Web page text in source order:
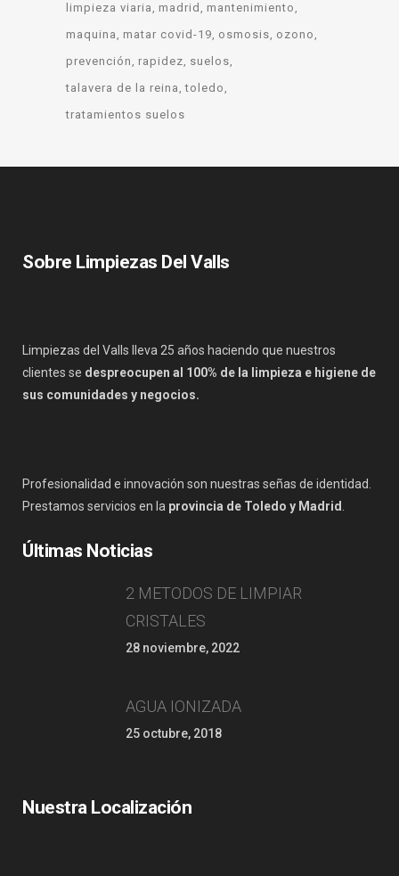
limpieza viaria
madrid
mantenimiento
maquina
matar covid-19 osmosis ozono
prevención
rapidez suelos
talavera de la reina toledo
tratamientos suelos
Sobre Limpiezas Del Valls
Limpiezas del Valls lleva 25 años haciendo que nuestros
clientes se despreocupen al 100% de la limpieza e higiene de
sus comunidades y negocios.
Profesionalidad e innovación son nuestras señas de identidad.
Prestamos servicios en la provincia de Toledo y Madrid
Últimas Noticias
2 METODOS DE LIMPIAR
CRISTALES
28 noviembre, 2022
AGUA IONIZADA
25 octubre, 2018
Nuestra Localización